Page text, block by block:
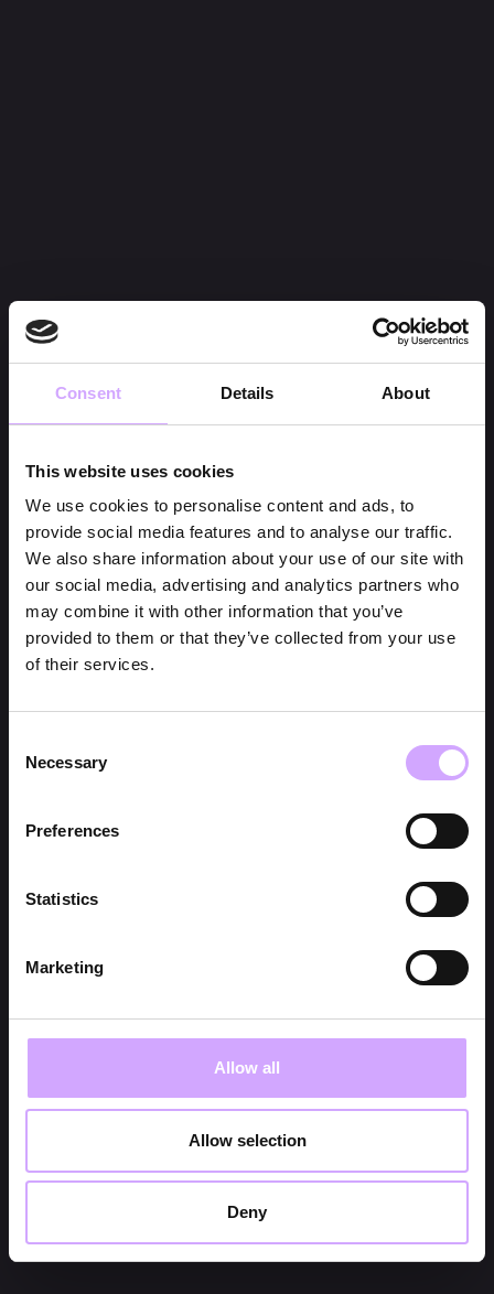
Consent Details About
This website uses cookies
We use cookies to personalise content and ads, to
provide social media features and to analyse our traffic.
We also share information about your use of our site with
our social media, advertising and analytics partners who
may combine it with other information that you’ve
provided to them or that they’ve collected from your use
of their services.
Selection
Necessary
Preferences
Statistics
Marketing
Allow all
Allow selection
Deny